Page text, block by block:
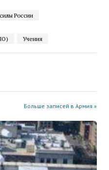
России
Учения
Больше записей в Армия »